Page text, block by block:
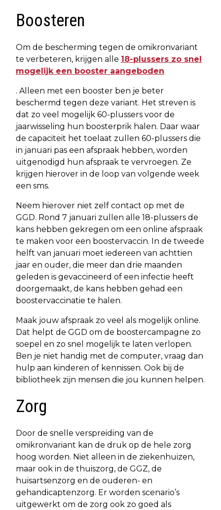
Boosteren
Om de bescherming tegen de omikronvariant
te verbeteren, krijgen alle 18-plussers zo snel
mogelijk een booster aangeboden
. Alleen met een booster ben je beter
beschermd tegen deze variant. Het streven is
dat zo veel mogelijk 60-plussers voor de
jaarwisseling hun boosterprik halen. Daar waar
de capaciteit het toelaat zullen 60-plussers die
in januari pas een afspraak hebben, worden
uitgenodigd hun afspraak te vervroegen. Ze
krijgen hierover in de loop van volgende week
een sms.
Neem hierover niet zelf contact op met de
GGD. Rond 7 januari zullen alle 18-plussers de
kans hebben gekregen om een online afspraak
te maken voor een boostervaccin. In de tweede
helft van januari moet iedereen van achttien
jaar en ouder, die meer dan drie maanden
geleden is gevaccineerd of een infectie heeft
doorgemaakt, de kans hebben gehad een
boostervaccinatie te halen.
Maak jouw afspraak zo veel als mogelijk online.
Dat helpt de GGD om de boostercampagne zo
soepel en zo snel mogelijk te laten verlopen.
Ben je niet handig met de computer, vraag dan
hulp aan kinderen of kennissen. Ook bij de
bibliotheek zijn mensen die jou kunnen helpen.
Zorg
Door de snelle verspreiding van de
omikronvariant kan de druk op de hele zorg
hoog worden. Niet alleen in de ziekenhuizen,
maar ook in de thuiszorg, de GGZ, de
huisartsenzorg en de ouderen- en
gehandicaptenzorg. Er worden scenario’s
uitgewerkt om de zorg ook zo goed als